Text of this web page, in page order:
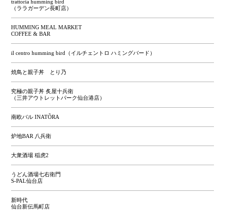
trattoria humming bird
（ララガーデン長町店）
HUMMING MEAL MARKET
COFFEE & BAR
il centro humming bird（イルチェントロ ハミングバード）
焼鳥と親子丼 とり乃
究極の親子丼 炙屋十兵衛
（三井アウトレットパーク仙台港店）
南欧バル INATÕRA
炉地BAR 八兵衛
大衆酒場 稲虎2
うどん酒場七右衛門
S-PAL仙台店
新時代
仙台新伝馬町店